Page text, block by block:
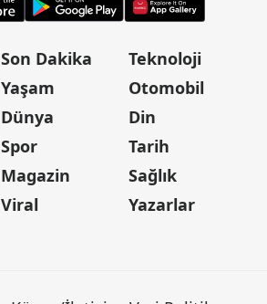
Son Dakika
Yaşam
Dünya
Spor
Magazin
Viral
Teknoloji
Otomobil
Din
Tarih
Sağlık
Yazarlar